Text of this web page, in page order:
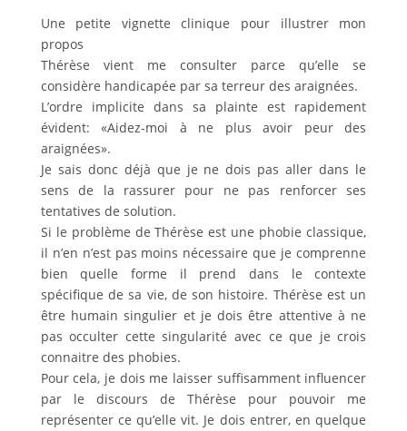
Une petite vignette clinique pour illustrer mon
propos
Thérèse vient me consulter parce qu’elle se
considère handicapée par sa terreur des araignées.
L’ordre implicite dans sa plainte est rapidement
évident: «Aidez-moi à ne plus avoir peur des
araignées».
Je sais donc déjà que je ne dois pas aller dans le
sens de la rassurer pour ne pas renforcer ses
tentatives de solution.
Si le problème de Thérèse est une phobie classique,
il n’en n’est pas moins nécessaire que je comprenne
bien quelle forme il prend dans le contexte
spécifique de sa vie, de son histoire. Thérèse est un
être humain singulier et je dois être attentive à ne
pas occulter cette singularité avec ce que je crois
connaitre des phobies.
Pour cela, je dois me laisser suffisamment influencer
par le discours de Thérèse pour pouvoir me
représenter ce qu’elle vit. Je dois entrer, en quelque